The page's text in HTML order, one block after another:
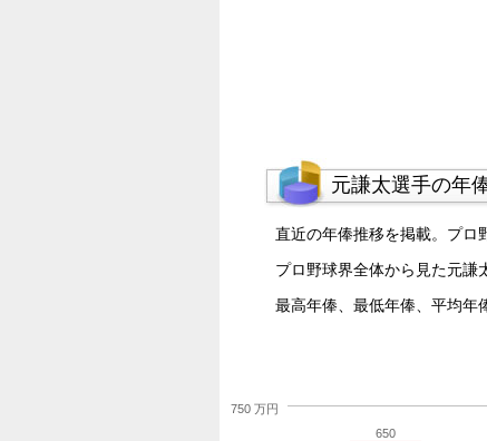
元謙太選手の年
直近の年俸推移を掲載。プロ
プロ野球界全体から見た元謙
最高年俸、最低年俸、平均年
650
750 万円